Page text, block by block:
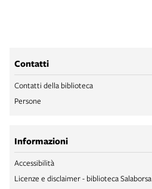
Contatti
Contatti della biblioteca
Persone
Informazioni
Accessibilità
Licenze e disclaimer - biblioteca Salaborsa